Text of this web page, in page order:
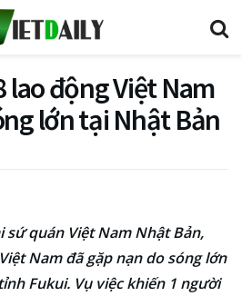
lao động Việt Nam
lớn tại Nhật Bản
sứ quán Việt Nam Nhật Bản,
Nam đã gặp nạn do sóng lớn
Fukui. Vụ việc khiến 1 người